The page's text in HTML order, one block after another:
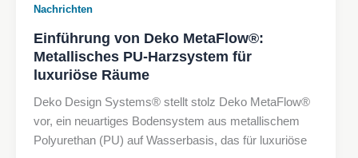
Nachrichten
Einführung von Deko MetaFlow®:
Metallisches PU-Harzsystem für
luxuriöse Räume
Deko Design Systems® stellt stolz Deko MetaFlow®
vor, ein neuartiges Bodensystem aus metallischem
Polyurethan (PU) auf Wasserbasis, das für luxuriöse